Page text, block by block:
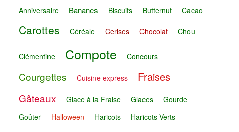
Anniversaire Bananes Biscuits Butternut Cacao
Carottes Céréale Cerises Chocolat Chou
Clémentine Compote Concours
Courgettes Cuisine express Fraises
Gâteaux Glace à la Fraise Glaces
Gourde
Goûter
Halloween Haricots Haricots Verts